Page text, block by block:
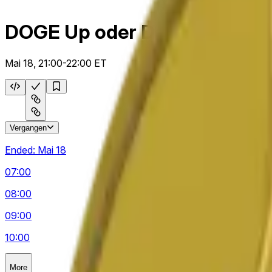
DOGE Up oder Down
Mai 18, 21:00-22:00 ET
Vergangen
Ended: Mai 18
07:00
08:00
09:00
10:00
More